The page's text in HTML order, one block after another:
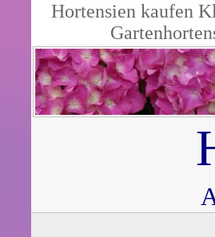
Hortensien kaufen